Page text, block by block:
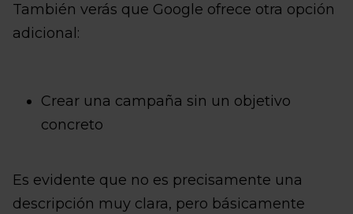
También verás que Google ofrece otra opción
adicional:
Crear una campaña sin un objetivo
concreto
Es evidente que no es precisamente una
descripción muy clara, pero básicamente